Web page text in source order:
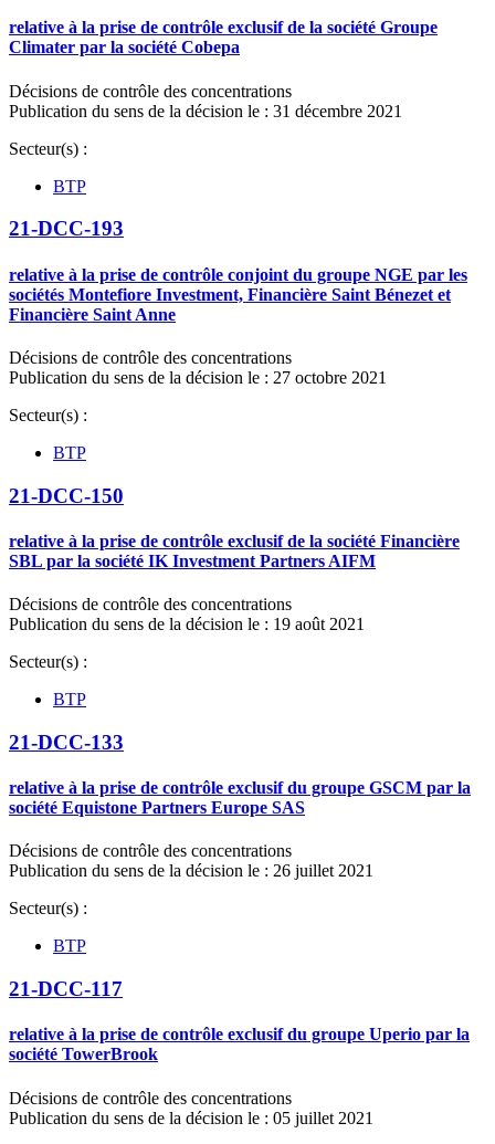
relative à la prise de contrôle exclusif de la société Groupe
Climater par la société Cobepa
Décisions de contrôle des concentrations
Publication du sens de la décision le : 31 décembre 2021
Secteur(s) :
BTP
21-DCC-193
relative à la prise de contrôle conjoint du groupe NGE par les
sociétés Montefiore Investment, Financière Saint Bénezet et
Financière Saint Anne
Décisions de contrôle des concentrations
Publication du sens de la décision le : 27 octobre 2021
Secteur(s) :
BTP
21-DCC-150
relative à la prise de contrôle exclusif de la société Financière
SBL par la société IK Investment Partners AIFM
Décisions de contrôle des concentrations
Publication du sens de la décision le : 19 août 2021
Secteur(s) :
BTP
21-DCC-133
relative à la prise de contrôle exclusif du groupe GSCM par la
société Equistone Partners Europe SAS
Décisions de contrôle des concentrations
Publication du sens de la décision le : 26 juillet 2021
Secteur(s) :
BTP
21-DCC-117
relative à la prise de contrôle exclusif du groupe Uperio par la
société TowerBrook
Décisions de contrôle des concentrations
Publication du sens de la décision le : 05 juillet 2021